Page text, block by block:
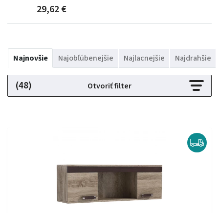
29,62 €
Najnovšie Najobľúbenejšie Najlacnejšie Najdrahšie
(48) Otvoriť filter